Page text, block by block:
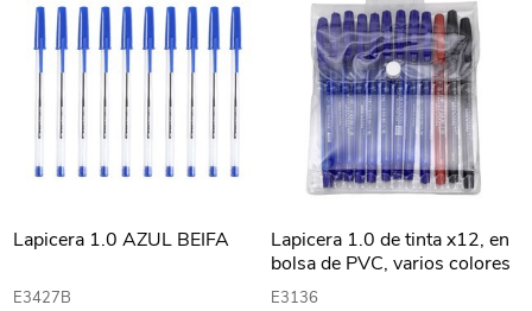
Lapicera 1.0 AZUL BEIFA
E3427B
Lapicera 1.0 de tinta x12, en
bolsa de PVC, varios colores
E3136